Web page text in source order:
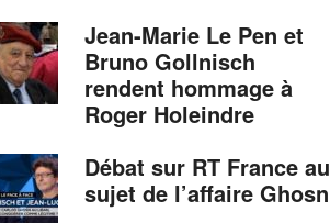
Jean-Marie Le Pen et
Bruno Gollnisch
rendent hommage à
Roger Holeindre
Débat sur RT France au
sujet de l’affaire Ghosn